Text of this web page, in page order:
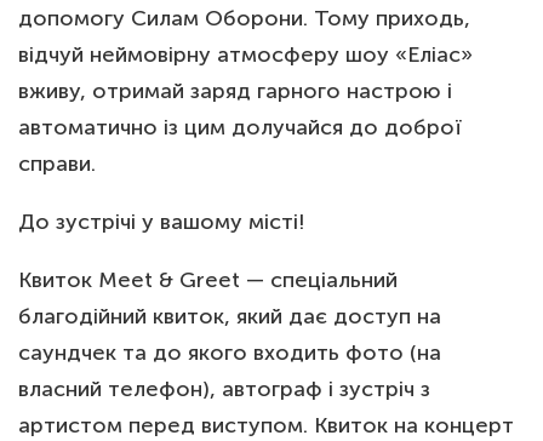
допомогу Силам Оборони. Тому приходь,
відчуй неймовірну атмосферу шоу «Еліас»
вживу, отримай заряд гарного настрою і
автоматично із цим долучайся до доброї
справи.
До зустрічі у вашому місті!
Квиток Meet & Greet — спеціальний
благодійний квиток, який дає доступ на
саундчек та до якого входить фото (на
власний телефон), автограф і зустріч з
артистом перед виступом. Квиток на концерт